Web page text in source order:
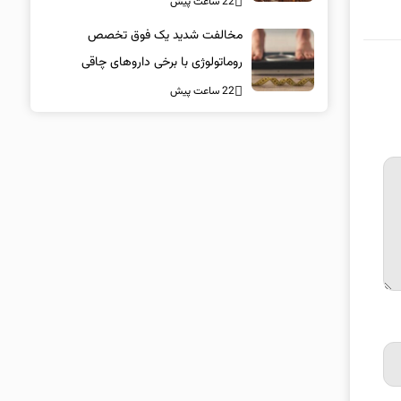
مخالفت شدید یک فوق تخصص
روماتولوژی با برخی داروهای چاقی
22 ساعت پیش